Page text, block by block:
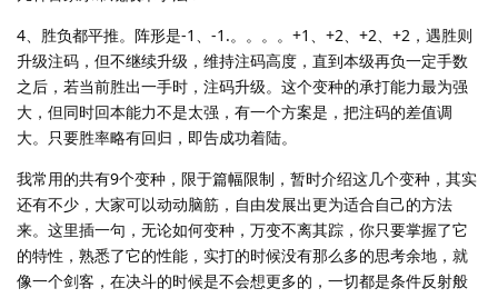
4、胜负都平推。阵形是-1、-1.。。。。+1、+2、+2、+2，遇胜则
升级注码，但不继续升级，维持注码高度，直到本级再负一定手数
之后，若当前胜出一手时，注码升级。这个变种的承打能力最为强
大，但同时回本能力不是太强，有一个方案是，把注码的差值调
大。只要胜率略有回归，即告成功着陆。
我常用的共有9个变种，限于篇幅限制，暂时介绍这几个变种，其实
还有不少，大家可以动动脑筋，自由发展出更为适合自己的方法
来。这里插一句，无论如何变种，万变不离其踪，你只要掌握了它
的特性，熟悉了它的性能，实打的时候没有那么多的思考余地，就
像一个剑客，在决斗的时候是不会想更多的，一切都是条件反射般